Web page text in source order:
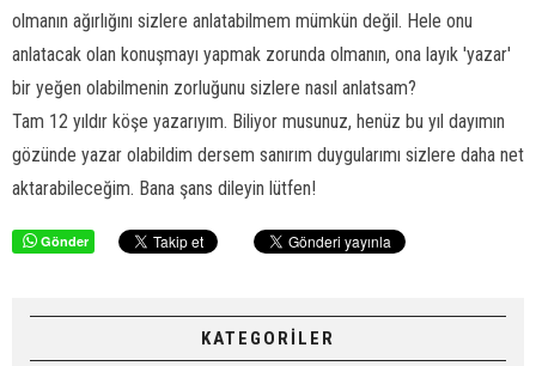
olmanın ağırlığını sizlere anlatabilmem mümkün değil. Hele onu
anlatacak olan konuşmayı yapmak zorunda olmanın, ona layık 'yazar'
bir yeğen olabilmenin zorluğunu sizlere nasıl anlatsam?
Tam 12 yıldır köşe yazarıyım. Biliyor musunuz, henüz bu yıl dayımın
gözünde yazar olabildim dersem sanırım duygularımı sizlere daha net
aktarabileceğim. Bana şans dileyin lütfen!
Gönder
KATEGORİLER